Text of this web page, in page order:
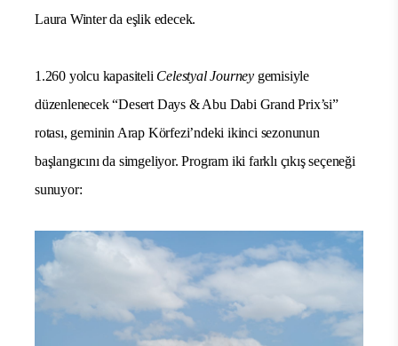
Laura Winter da eşlik edecek.
1.260 yolcu kapasiteli Celestyal Journey gemisiyle
düzenlenecek “Desert Days & Abu Dabi Grand Prix’si”
rotası, geminin Arap Körfezi’ndeki ikinci sezonunun
başlangıcını da simgeliyor. Program iki farklı çıkış seçeneği
sunuyor: